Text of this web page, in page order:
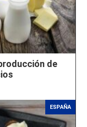
de
ESPAÑA